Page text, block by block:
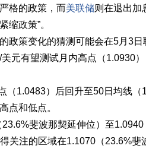
格的政策，而美联储则在退出加
缩政策”。
政策变化的猜测可能会在5月3
元有望测试月内高点（1.0930
（1.0483）后回升至50日均线
点和低点。
23.6%斐波那契延伸位）至
得关注的区域在1.1070（23.6%